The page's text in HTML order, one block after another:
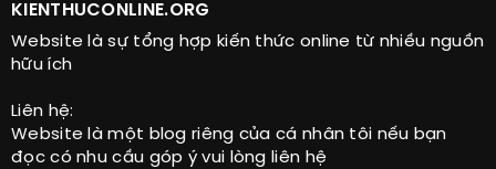
KIENTHUCONLINE.ORG
Website là sự tổng hợp kiến thức online từ nhiều nguồn
hữu ích
Liên hệ:
Website là một blog riêng của cá nhân tôi nếu bạn
đọc có nhu cầu góp ý vui lòng liên hệ